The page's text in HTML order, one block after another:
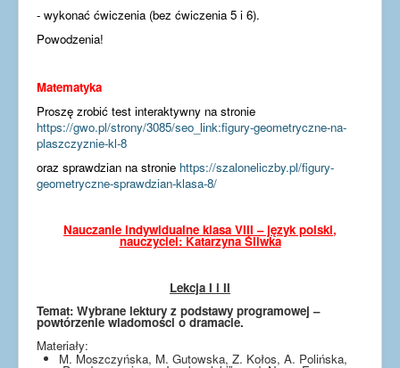
- wykonać ćwiczenia (bez ćwiczenia 5 i 6).
Powodzenia!
Matematyka
Proszę zrobić test interaktywny na stronie
https://gwo.pl/strony/3085/seo_link:figury-geometryczne-na-
plaszczyznie-kl-8
oraz sprawdzian na stronie https://szaloneliczby.pl/figury-
geometryczne-sprawdzian-klasa-8/
Nauczanie indywidualne klasa VIII – język polski,
nauczyciel: Katarzyna Śliwka
Lekcja I i II
Temat: Wybrane lektury z podstawy programowej –
powtórzenie wiadomości o dramacie.
Materiały:
M. Moszczyńska, M. Gutowska, Z. Kołos, A. Polińska,